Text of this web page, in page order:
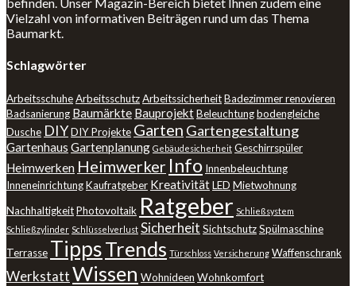
Vielzahl von informativen Beiträgen rund um das Thema
Baumarkt.
Schlagwörter
ArbeitsschuheArbeitsschutzArbeitssicherheitBadezimmer renovieren
Badsanierung Baumärkte BauprojektBeleuchtungbodengleiche
Dusche DIYDIY Projekte Garten Gartengestaltung
Gartenhaus Gartenplanung Gebäudesicherheit Geschirrspüler
Heimwerken Heimwerker Info Innenbeleuchtung
InneneinrichtungKaufratgeber KreativitätLED Mietwohnung
NachhaltigkeitPhotovoltaik Ratgeber Schließsystem
Schließzylinder Schlüsselverlust Sicherheit SichtschutzSpülmaschine
Terrasse TippsTrends Türschloss Versicherung Waffenschrank
WerkstattWissen Wohnideen Wohnkomfort